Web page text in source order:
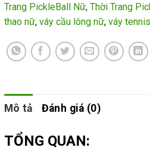
Trang PickleBall Nữ, Thời Trang
thao nữ, váy cầu lông nữ, váy
Mô tả Đánh giá (0)
TỔNG QUAN: